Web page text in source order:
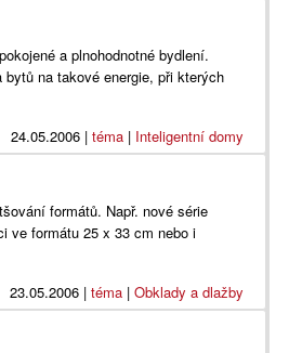
a plnohodnotné bydlení.
na takové energie, při kterých
24.05.2006| téma| Inteligentní domy
formátů. Např. nové série
ve formátu 25 x 33 cm nebo i
23.05.2006| téma| Obklady a dlažby